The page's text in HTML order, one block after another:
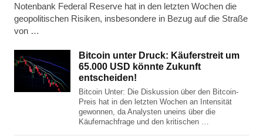
Notenbank Federal Reserve hat in den letzten Wochen die
geopolitischen Risiken, insbesondere in Bezug auf die Straße
von …
Bitcoin unter Druck: Käuferstreit um
65.000 USD könnte Zukunft
entscheiden!
Bitcoin Unter: Die Diskussion über den Bitcoin-
Preis hat in den letzten Wochen an Intensität
gewonnen, da Analysten uneins über die
Käufernachfrage und den kritischen …